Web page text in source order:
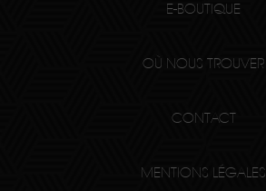
E-BOUTIQUE
OÙ NOUS TROUVER
CONTACT
MENTIONS LÉGALES